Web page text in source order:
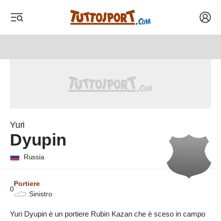
Yuri
Dyupin
Russia
0
Portiere
Sinistro
Yuri Dyupin è un portiere Rubin Kazan che è sceso in campo